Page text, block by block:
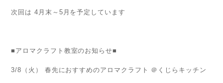
次回は 4月末～5月を予定しています
■アロマクラフト教室のお知らせ■
3/8（火） 春先におすすめのアロマクラフト ＠くじらキッチン